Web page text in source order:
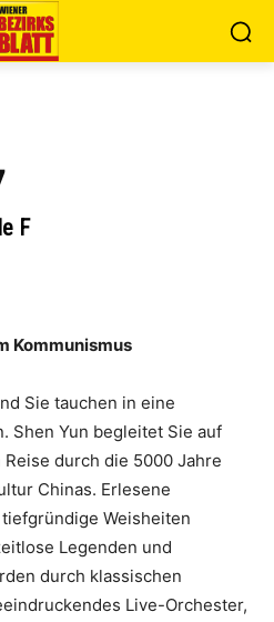
F
Kommunismus
Sie tauchen in eine
Shen Yun begleitet Sie auf
durch die 5000 Jahre
Chinas. Erlesene
Weisheiten
Legenden und
durch klassischen
Live-Orchester,